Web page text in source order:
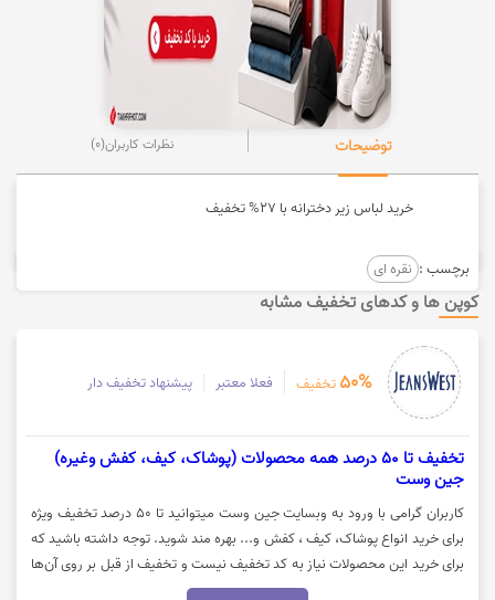
توضیحات نظرات کاربران(0)
خرید لباس زیر دخترانه با 27% تخفیف
برچسب : نقره ای
کوپن ها و کدهای تخفیف مشابه
50% تخفیف فعلا معتبر پیشنهاد تخفیف دار
تخفیف تا 50 درصد همه محصولات (پوشاک، کیف، کفش وغیره)
جین وست
کاربران گرامی با ورود به وبسایت جین وست میتوانید تا 50 درصد تخفیف ویژه
برای خرید انواع پوشاک، کیف ، کفش و... بهره مند شوید. توجه داشته باشید که
برای خرید این محصولات نیاز به کد تخفیف نیست و تخفیف از قبل بر روی آن‌ها
اعمال شده است. جهت مشاهده این محصولات بر روی گزینه "خرید کنید" کلیک